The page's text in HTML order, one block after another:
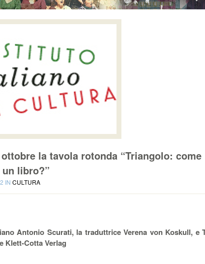
la tavola rotonda “Triangolo: come
libro?”
IN CULTURA
Antonio Scurati, la traduttrice Verena von Koskull, e
Klett-Cotta Verlag